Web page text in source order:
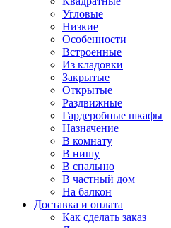
Угловые
Низкие
Особенности
Встроенные
Из кладовки
Закрытые
Открытые
Раздвижные
Гардеробные шкафы
Назначение
В комнату
В нишу
В спальню
В частный дом
На балкон
Доставка и оплата
Как сделать заказ